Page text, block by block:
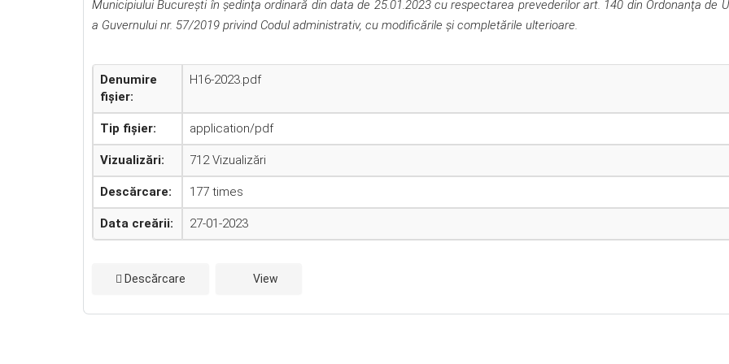
Municipiului Bucureşti în şedinţa ordinară din data de 25.01.2023 cu respectarea prevederilor art. 140 din Ordonanţa de
a Guvernului nr. 57/2019 privind Codul administrativ, cu modificările şi completările ulterioare.
Denumire
fișier:
H16-2023.pdf
Tip fișier: application/pdf
Vizualizări: 712 Vizualizări
Descărcare: 177 times
Data creării: 27-01-2023
Descărcare View